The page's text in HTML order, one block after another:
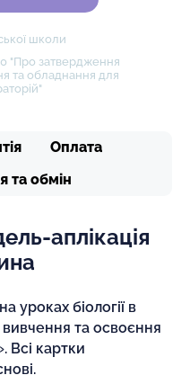
школи
"Про затвердження
та обладнання для
Оплата
та обмін
аплікація
уроках біології в
вивчення та освоєння
Всі картки